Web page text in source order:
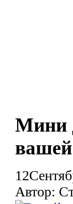
Мини
вашей
12
Автор: